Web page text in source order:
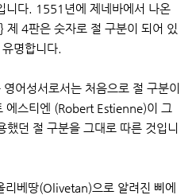
니다. 1551년에 제네바에서 나온
제 4판은 숫자로 절 구분이 되어 있
명합니다.
어성서로서는 처음으로 절 구분이
에스티엔 (Robert Estienne)이 그
던 절 구분을 그대로 따른 것입니
베땅(Olivetan)으로 알려진 삐에